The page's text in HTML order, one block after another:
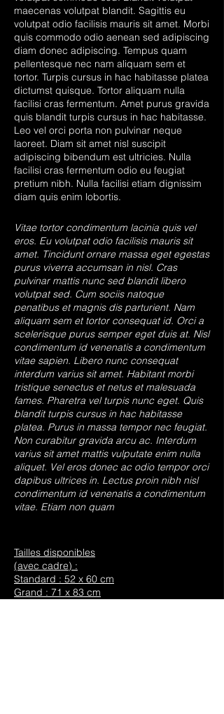
maecenas volutpat blandit. Sagittis eu
volutpat odio facilisis mauris sit amet. Morbi
quis commodo odio aenean sed adipiscing
diam donec adipiscing. Tempus quam
pellentesque nec nam aliquam sem et
tortor. Turpis cursus in hac habitasse platea
dictumst quisque. Tortor aliquam nulla
facilisi cras fermentum. Amet purus gravida
quis blandit turpis cursus in hac habitasse.
Leo vel orci porta non pulvinar neque
laoreet. Diam sit amet nisl suscipit
adipiscing bibendum est ultricies. Nulla
facilisi cras fermentum odio eu feugiat
pretium nibh. Nulla facilisi etiam dignissim
diam quis enim lobortis.
Vitae tortor condimentum lacinia quis vel
eros. Eu volutpat odio facilisis mauris sit
amet. Tincidunt ornare massa eget egestas
purus viverra accumsan in nisl. Cras
pulvinar mattis nunc sed blandit libero
volutpat sed. Cum sociis natoque
penatibus et magnis dis parturient. Nam
aliquam sem et tortor consequat id. Orci a
scelerisque purus semper eget duis at. Nisl
condimentum id venenatis a condimentum
vitae sapien. Libero nunc consequat
interdum varius sit amet. Habitant morbi
tristique senectus et netus et malesuada
fames. Pharetra vel turpis nunc eget. Quis
blandit turpis cursus in hac habitasse
platea. Purus in massa tempor nec feugiat.
Non curabitur gravida arcu ac. Interdum
varius sit amet mattis vulputate enim nulla
aliquet. Vel eros donec ac odio tempor orci
dapibus ultrices in. Lectus proin nibh nisl
condimentum id venenatis a condimentum
vitae. Etiam non quam
Tailles disponibles
(avec cadre) :
Standard : 52 x 60 cm
Grand : 71 x 83 cm